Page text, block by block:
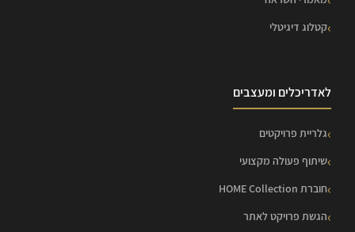
קטלוג דיגיטלי
לאדריכלים ומעצבים
גלריית פרויקטים
שיתוף פעולה מקצועי
חוברת HOME Collection
הגשת פרויקט לאתר